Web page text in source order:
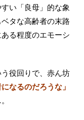
い「良母」的な象
タな高齢者の末路
る程度のエモーシ
役回りで、赤ん坊
なるのだろうな」